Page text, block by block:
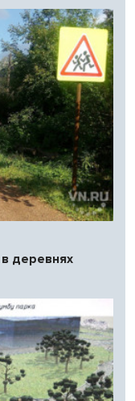
деревнях